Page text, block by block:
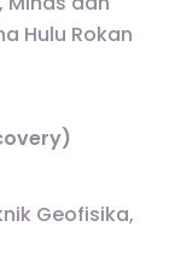
Hulu Rokan
Geofisika,